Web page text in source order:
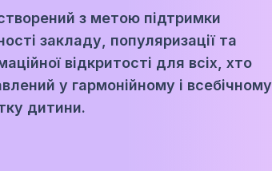
з метою підтримки
закладу, популяризації та
відкритості для всіх, хто
у гармонійному і всебічному
дитини.